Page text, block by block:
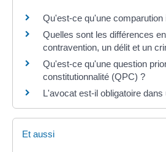
Qu'est-ce qu'une comparution
Quelles sont les différences
contravention, un délit et un
Qu'est-ce qu'une question
constitutionnalité (QPC) ?
L'avocat est-il obligatoire
Et aussi